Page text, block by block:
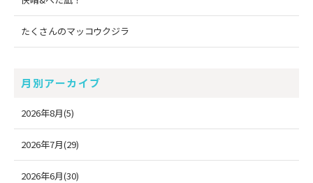
たくさんのマッコウクジラ
月別アーカイブ
2026年8月(5)
2026年7月(29)
2026年6月(30)